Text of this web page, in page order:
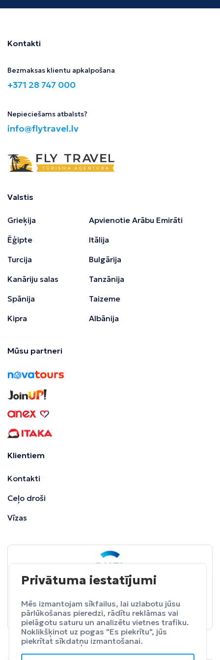
Kontakti
Bezmaksas klientu apkalpošana
+371 28 747 000
Nepieciešams atbalsts?
info@flytravel.lv
Valstis
Grieķija
Ēģipte
Turcija
Kanāriju salas
Spānija
Kipra
Apvienotie Arābu Emirāti
Itālija
Bulgārija
Tanzānija
Taizeme
Albānija
Mūsu partneri
Klientiem
Kontakti
Ceļo droši
Vīzas
BALTA ceļojumu apdrošināšana
Apdrošināt
Privātuma iestatījumi
Mēs izmantojam sīkfailus, lai uzlabotu jūsu
pārlūkošanas pieredzi, rādītu reklāmas vai
pielāgotu saturu un analizētu vietnes trafiku.
Noklikšķinot uz pogas "Es piekrītu", jūs
piekrītat sīkdatņu izmantošanai.